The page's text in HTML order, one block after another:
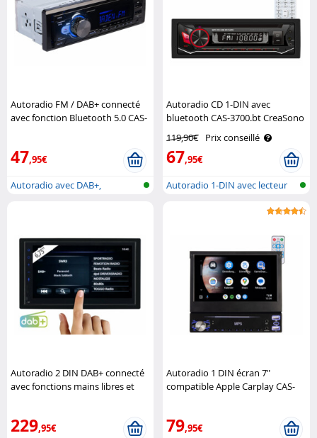
Autoradio FM / DAB+ connecté
avec fonction Bluetooth 5.0 CAS-
47,95€
Autoradio avec DAB+,
Autoradio CD 1-DIN avec
bluetooth CAS-3700.bt CreaSono
119,90€ Prix conseillé
67,95€
Autoradio 1-DIN avec lecteur
Autoradio 2 DIN DAB+ connecté
avec fonctions mains libres et
229,95€
Autoradio 1 DIN écran 7"
compatible Apple Carplay CAS-
79,95€